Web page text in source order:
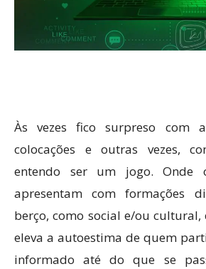
Às vezes fico surpreso com
colocações e outras vezes,
entendo ser um jogo. Onde
apresentam com formações
berço, como social e/ou
eleva a autoestima de quem
informado até do que se